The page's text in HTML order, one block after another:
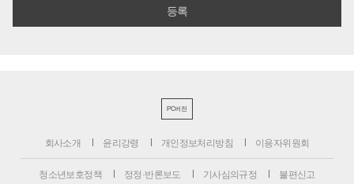
PC버전
회사소개 윤리강령 개인정보처리방침 이용자위원회
청소년보호정책 정정·반론보도 기사심의규정 불편신고